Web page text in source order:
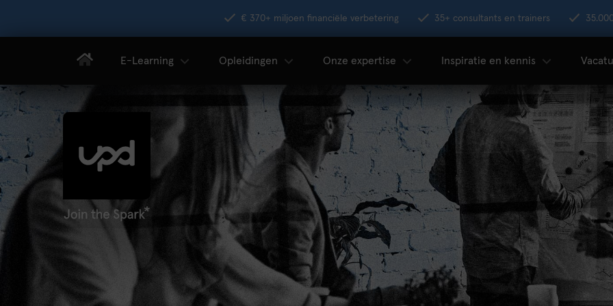
€ 370+ miljoen financiële verbetering 35+ consultants en trainers
E-Learning Opleidingen Onze expertise Inspiratie en kennis